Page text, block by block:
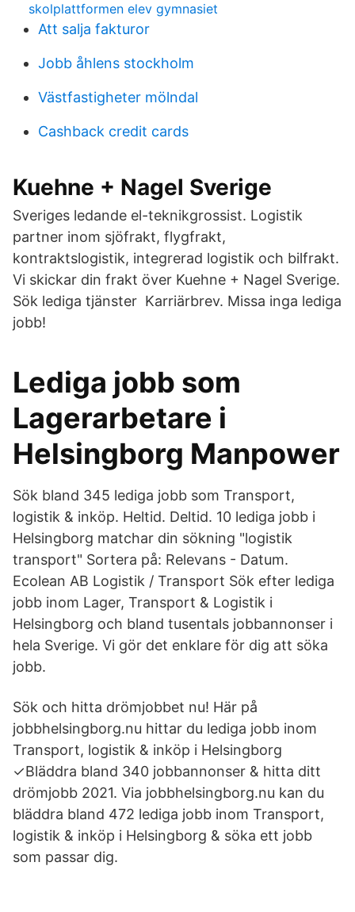
skolplattformen elev gymnasiet
Att salja fakturor
Jobb åhlens stockholm
Västfastigheter mölndal
Cashback credit cards
Kuehne + Nagel Sverige
Sveriges ledande el-teknikgrossist. Logistik
partner inom sjöfrakt, flygfrakt,
kontraktslogistik, integrerad logistik och bilfrakt.
Vi skickar din frakt över Kuehne + Nagel Sverige.
Sök lediga tjänster Karriärbrev. Missa inga lediga
jobb!
Lediga jobb som
Lagerarbetare i
Helsingborg Manpower
Sök bland 345 lediga jobb som Transport,
logistik & inköp. Heltid. Deltid. 10 lediga jobb i
Helsingborg matchar din sökning "logistik
transport" Sortera på: Relevans - Datum.
Ecolean AB Logistik / Transport Sök efter lediga
jobb inom Lager, Transport & Logistik i
Helsingborg och bland tusentals jobbannonser i
hela Sverige. Vi gör det enklare för dig att söka
jobb.
Sök och hitta drömjobbet nu! Här på
jobbhelsingborg.nu hittar du lediga jobb inom
Transport, logistik & inköp i Helsingborg
✓Bläddra bland 340 jobbannonser & hitta ditt
drömjobb 2021. Via jobbhelsingborg.nu kan du
bläddra bland 472 lediga jobb inom Transport,
logistik & inköp i Helsingborg & söka ett jobb
som passar dig.